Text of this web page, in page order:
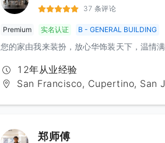
37 条评论
Premium 实名认证 B - GENERAL BUILDING
您的家由我来装扮，放心华饰装天下，温情满
12年从业经验
San Francisco, Cupertino, San
郑师傅